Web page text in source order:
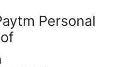
Personal